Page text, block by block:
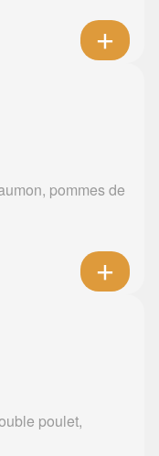
pommes de
poulet,